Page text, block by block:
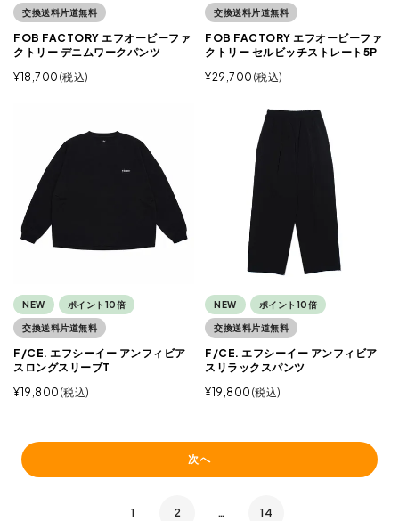
交換送料片道無料
FOB FACTORY エフオービーファ
クトリー デニムワークパンツ
¥18,700 税込
交換送料片道無料
FOB FACTORY エフオービーファ
クトリー セルビッチストレート5P
¥29,700 税込
NEW ポイント10倍
交換送料片道無料
F/CE. エフシーイー アンフィビア
スロングスリーブT
¥19,800 税込
NEW ポイント10倍
交換送料片道無料
F/CE. エフシーイー アンフィビア
スリラックスパンツ
¥19,800 税込
次へ
1 2 … 14